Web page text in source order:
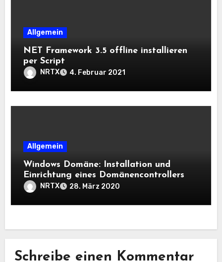
Allgemein
NET Framework 3.5 offline installieren
per Script
NRTX 4. Februar 2021
Allgemein
Windows Domäne: Installation und
Einrichtung eines Domänencontrollers
NRTX 28. März 2020
Schreibe einen Kommentar